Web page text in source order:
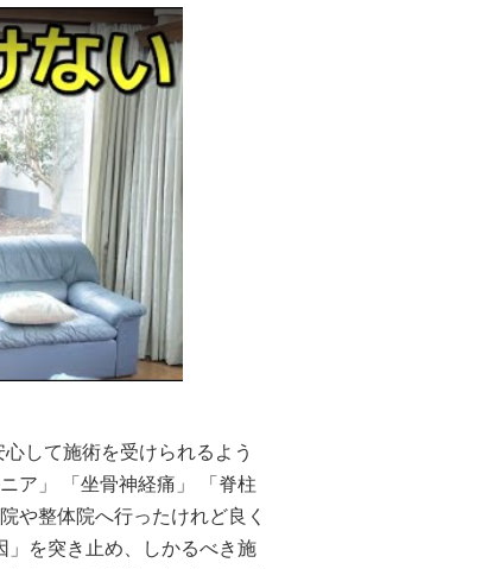
して施術を受けられるよう
ア」 「坐骨神経痛」 「脊柱
や整体院へ行ったけれど良く
」を突き止め、しかるべき施